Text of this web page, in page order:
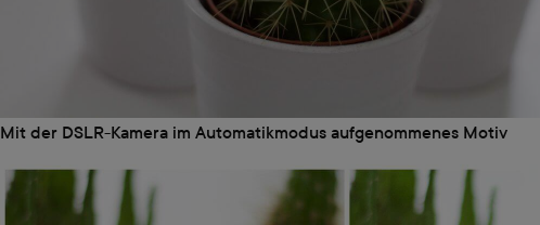
Mit der DSLR-Kamera im Automatikmodus aufgenommenes Motiv